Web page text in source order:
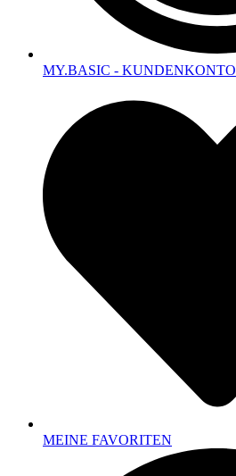
MY.BASIC - KUNDENKONTO
MEINE FAVORITEN